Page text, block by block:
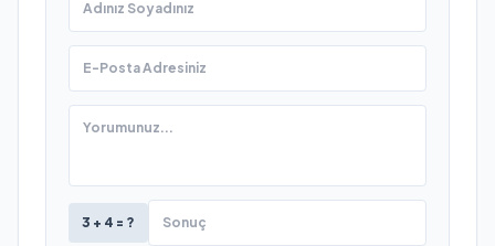
3 + 4 = ?